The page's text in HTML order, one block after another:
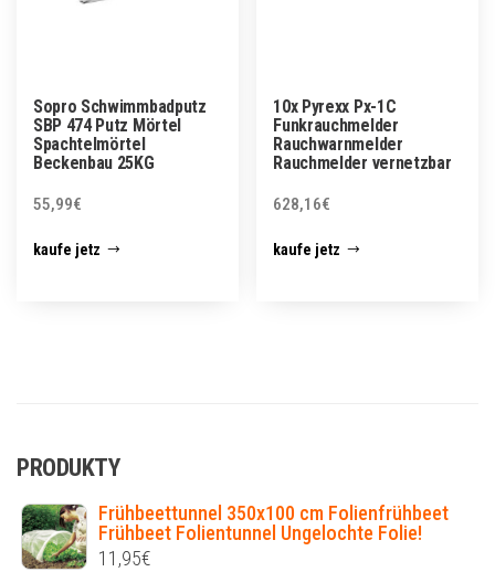
Sopro Schwimmbadputz
SBP 474 Putz Mörtel
Spachtelmörtel
Beckenbau 25KG
55,99€
kaufe jetz
10x Pyrexx Px-1C
Funkrauchmelder
Rauchwarnmelder
Rauchmelder vernetzbar
628,16€
kaufe jetz
PRODUKTY
Frühbeettunnel 350x100 cm Folienfrühbeet
Frühbeet Folientunnel Ungelochte Folie!
11,95€